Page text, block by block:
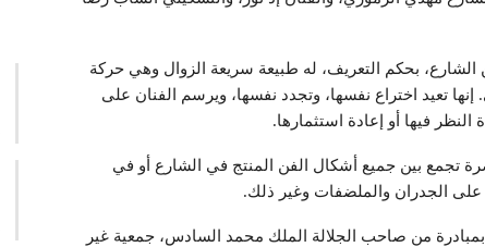
بحكم التعريف، له طبيعة سريعة الزوال وهي حركة
تعيد اختراع نفسها، وتجدد نفسها، ويرسم الفنان على
فيها أو إعادة استثمارها.
تجمع بين جميع أشكال الفن المنتج في الشارع أو في
على الجدران والملضفات وغير ذلك.
مؤسسة هبة، التي تأسست في سنة 2006، بمبادرة من صاحب الجلالة الملك محمد السادس، جمعية غير